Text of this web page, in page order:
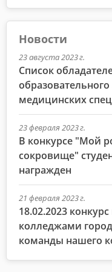
Новости
23 августа 2023 г.
Список
образовательного
медицинских
23 февраля 2023 г.
В конкурсе "Мой
сокровище"
награжден
21 февраля 2023 г.
18.02.2023
колледжами
команды нашего